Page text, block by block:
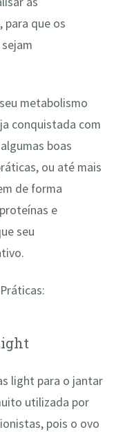
para que os
metabolismo
conquistada com
boas
ou até mais
de forma
e
seu
light para o jantar
utilizada por
pois o ovo